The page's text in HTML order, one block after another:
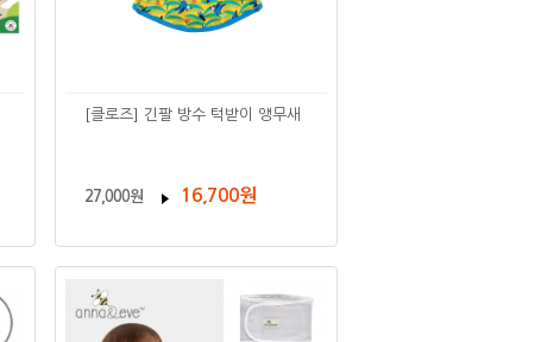
[클로즈] 긴팔 방수 턱받이 앵무새
27,000원 16,700원